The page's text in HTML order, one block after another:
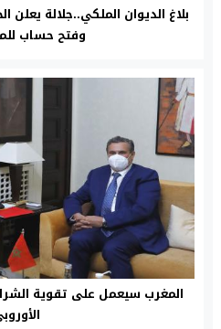
بلاغ الديوان الملكي..جلالة
وفتح حساب
المغرب سيعمل على تقوية